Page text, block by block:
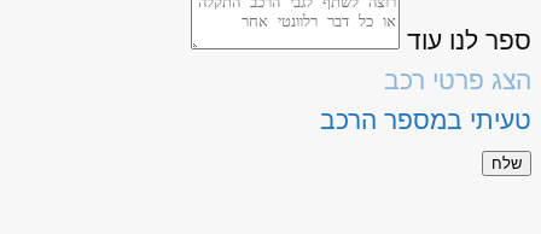
ספר לנו עוד
הצג פרטי רכב
טעיתי במספר הרכב
שלח